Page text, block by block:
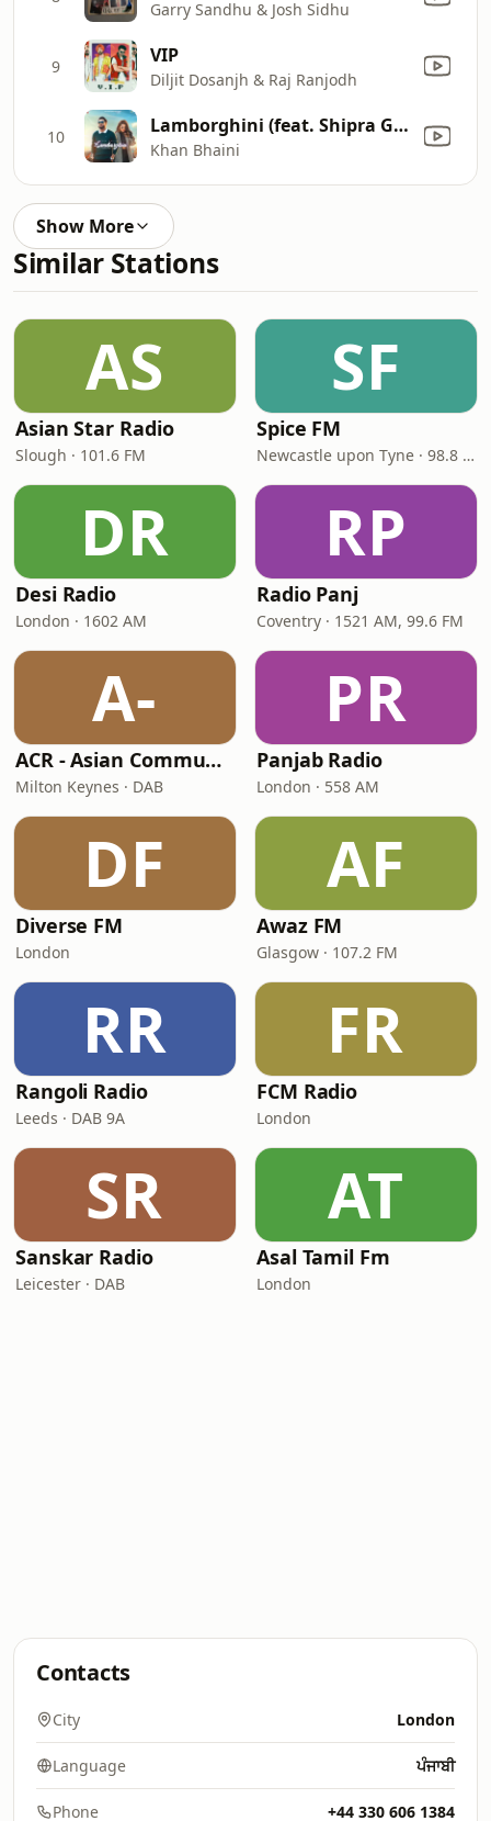
Garry Sandhu & Josh Sidhu
9 VIP
Diljit Dosanjh & Raj Ranjodh
10 Lamborghini (feat. Shipra Goyal)
Khan Bhaini
Show More
Similar Stations
AS
Asian Star Radio
Slough · 101.6 FM
SF
Spice FM
Newcastle upon Tyne · 98.8 FM
DR
Desi Radio
London · 1602 AM
RP
Radio Panj
Coventry · 1521 AM, 99.6 FM
A-
ACR - Asian Community Radio
Milton Keynes · DAB
PR
Panjab Radio
London · 558 AM
DF
Diverse FM
London
AF
Awaz FM
Glasgow · 107.2 FM
RR
Rangoli Radio
Leeds · DAB 9A
FR
FCM Radio
London
SR
Sanskar Radio
Leicester · DAB
AT
Asal Tamil Fm
London
Contacts
City London
Language ਪੰਜਾਬੀ
Phone +44 330 606 1384